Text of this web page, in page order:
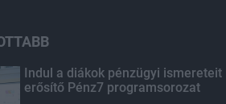
Indul a diákok pénzügyi ismereteit
erősítő Pénz7 programsorozat